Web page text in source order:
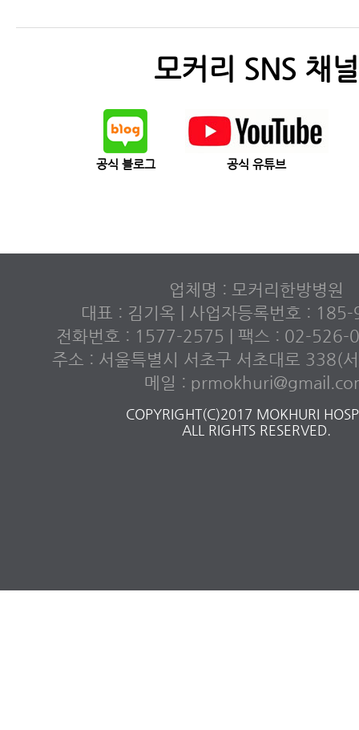
모커리 SNS 채널
공식 블로그 공식 유튜브
업체명 : 모커리한방병원
대표 : 김기옥 | 사업자등록번호 :
전화번호 : 1577-2575 | 팩스 : 02-526-
주소 : 서울특별시 서초구 서초대로 338(
메일 :
COPYRIGHT(C)2017 MOKHURI
ALL RIGHTS RESERVED.